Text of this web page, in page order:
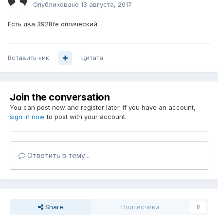
Опубликовано 13 августа, 2017
Есть два 3928fe оптический
Вставить ник Цитата
Join the conversation
You can post now and register later. If you have an account,
sign in now to post with your account.
Ответить в тему...
Share Подписчики 0